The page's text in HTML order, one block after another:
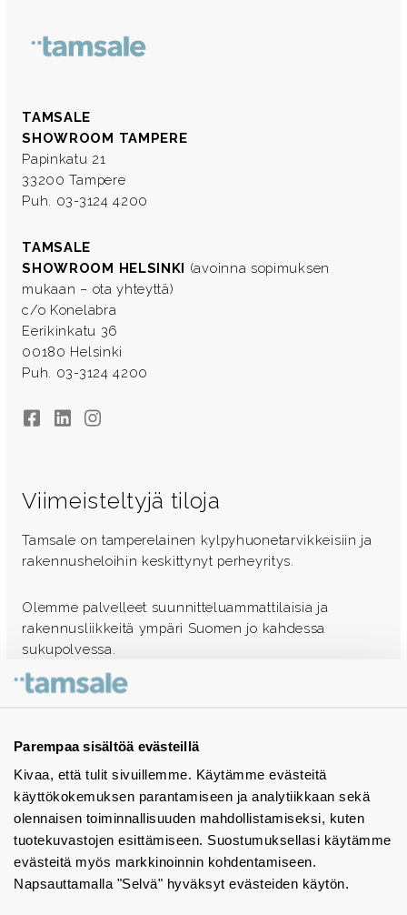
Parempaa sisältöä evästeillä
Kivaa, että tulit sivuillemme. Käytämme evästeitä
käyttökokemuksen parantamiseen ja analytiikkaan sekä
olennaisen toiminnallisuuden mahdollistamiseksi, kuten
tuotekuvastojen esittämiseen. Suostumuksellasi käytämme
evästeitä myös markkinoinnin kohdentamiseen.
Napsauttamalla "Selvä" hyväksyt evästeiden käytön.
TAMSALE
SHOWROOM TAMPERE
Papinkatu 21
33200 Tampere
Puh. 03-3124 4200
TAMSALE
SHOWROOM HELSINKI (avoinna sopimuksen
mukaan – ota yhteyttä)
c/o Konelabra
Eerikinkatu 36
00180 Helsinki
Puh. 03-3124 4200
FacebookLinkedInInstagram
Viimeisteltyjä tiloja
Tamsale on tamperelainen kylpyhuonetarvikkeisiin ja
rakennusheloihin keskittynyt perheyritys.
Olemme palvelleet suunnitteluammattilaisia ja
rakennusliikkeitä ympäri Suomen jo kahdessa
sukupolvessa.
Ota yhteyttä - autamme mielellämme
Tuotekuvastot
Instagram
BIM-objektit
Yhteystiedot
Tiedotteet